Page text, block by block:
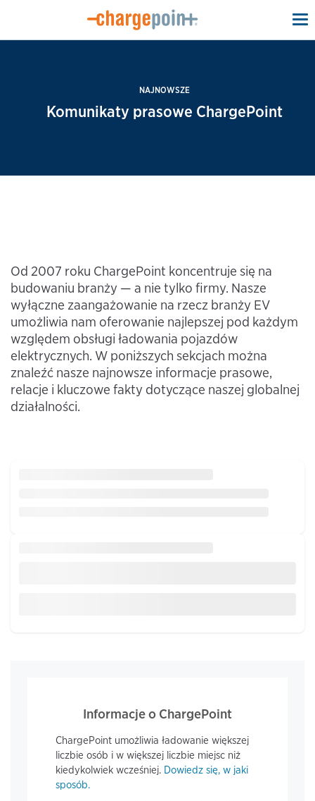
NAJNOWSZE
Komunikaty prasowe ChargePoint
Od 2007 roku ChargePoint koncentruje się na
budowaniu branży — a nie tylko firmy. Nasze
wyłączne zaangażowanie na rzecz branży EV
umożliwia nam oferowanie najlepszej pod każdym
względem obsługi ładowania pojazdów
elektrycznych. W poniższych sekcjach można
znaleźć nasze najnowsze informacje prasowe,
relacje i kluczowe fakty dotyczące naszej globalnej
działalności.
Informacje o ChargePoint
ChargePoint umożliwia ładowanie większej
liczbie osób i w większej liczbie miejsc niż
kiedykolwiek wcześniej. Dowiedz się, w jaki
sposób.